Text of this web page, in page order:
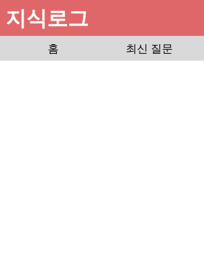
지식로그
홈
최신 질문